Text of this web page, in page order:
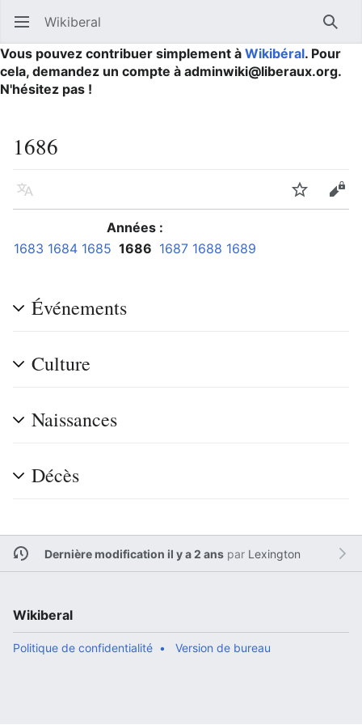
Ouvrir le menu principal Wikiberal
Vous pouvez contribuer simplement à Wikibéral. Pour
cela, demandez un compte à adminwiki@liberaux.org.
N'hésitez pas !
1686
Langue Suivre
Années :
1683 1684 1685 1686 1687 1688 1689
Événements
Culture
Naissances
Décès
Dernière modification il y a 2 anspar Lexington
Wikiberal
Politique de confidentialité Version de bureau